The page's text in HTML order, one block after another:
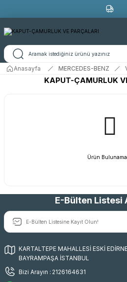
Anasayfa MERCEDES-BENZ
KAPUT-ÇAMURLUK
Ürün
E-Bülten Listesi
KARTALTEPE MAHALLESİ ESKİ
BAYRAMPAŞA İSTANBUL
Bizi Arayın : 2126164631